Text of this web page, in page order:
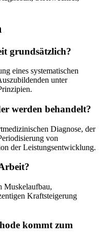
grundsätzlich?
eines systematischen
unter
werden behandelt?
Diagnose, der
von
der Leistungsentwicklung.
Muskelaufbau,
Kraftsteigerung
kommt zum